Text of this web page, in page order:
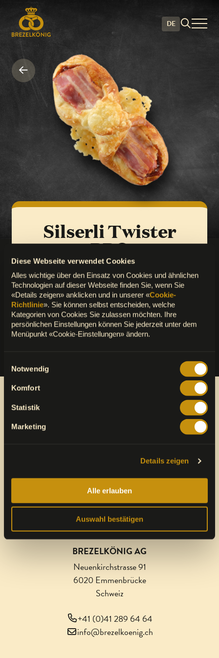
Diese Webseite verwendet Cookies
Alles wichtige über den Einsatz von Cookies und ähnlichen
Technologien auf dieser Webseite finden Sie, wenn Sie
«Details zeigen» anklicken und in unserer «Cookie-
Richtlinie». Sie können selbst entscheiden, welche
Kategorien von Cookies Sie zulassen möchten. Ihre
persönlichen Einstellungen können Sie jederzeit unter dem
Menüpunkt «Cookie-Einstellungen» ändern.
Einwilligungsauswahl
Notwendig
Komfort
Statistik
Marketing
Details zeigen
Alle erlauben
Auswahl bestätigen
DE
Silserli Twister BBQ •
Silserli Twister
BBQ
Silserli mit Wienerli, Speck, BBQ Sauce und mit
Reibkäse überbacken. (Fleischherkunft: Schweiz)
Eine Marke von
VALORA INTEGRITY LINE
BREZELKÖNIG AG
Neuenkirchstrasse 91
6020 Emmenbrücke
Schweiz
+41 (0)41 289 64 64
info@brezelkoenig.ch